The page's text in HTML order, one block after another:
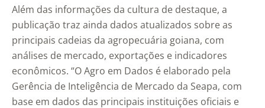
Além das informações da cultura de destaque, a
publicação traz ainda dados atualizados sobre as
principais cadeias da agropecuária goiana, com
análises de mercado, exportações e indicadores
econômicos. “O Agro em Dados é elaborado pela
Gerência de Inteligência de Mercado da Seapa, com
base em dados das principais instituições oficiais e